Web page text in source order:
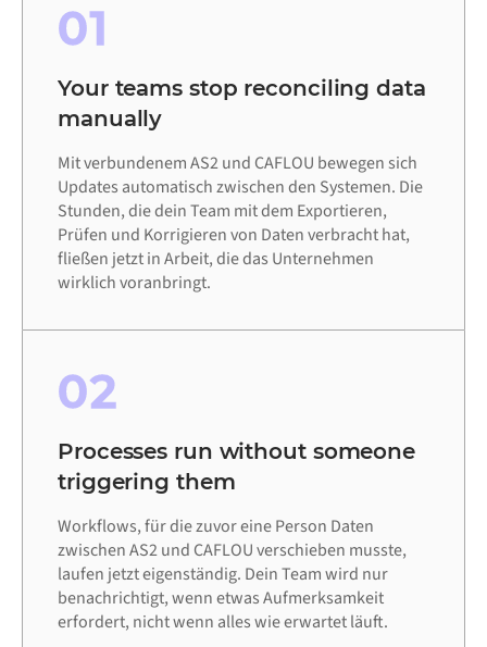
01
Your teams stop reconciling data
manually
Mit verbundenem AS2 und CAFLOU bewegen sich
Updates automatisch zwischen den Systemen. Die
Stunden, die dein Team mit dem Exportieren,
Prüfen und Korrigieren von Daten verbracht hat,
fließen jetzt in Arbeit, die das Unternehmen
wirklich voranbringt.
02
Processes run without someone
triggering them
Workflows, für die zuvor eine Person Daten
zwischen AS2 und CAFLOU verschieben musste,
laufen jetzt eigenständig. Dein Team wird nur
benachrichtigt, wenn etwas Aufmerksamkeit
erfordert, nicht wenn alles wie erwartet läuft.